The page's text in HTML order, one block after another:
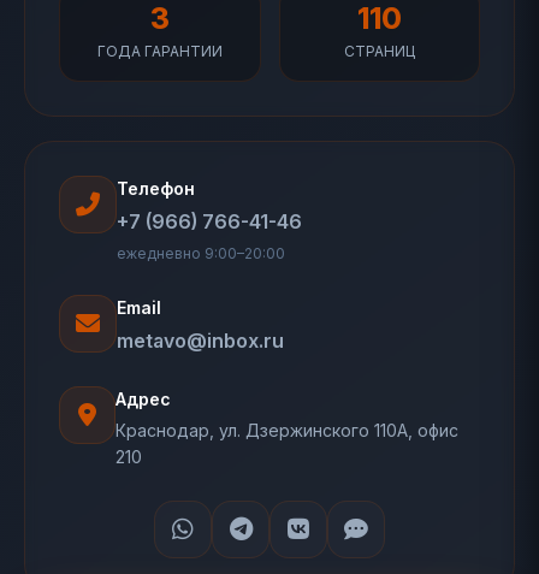
3
ГОДА ГАРАНТИИ
110
СТРАНИЦ
Телефон
+7 (966) 766-41-46
ежедневно 9:00–20:00
Email
metavo@inbox.ru
Адрес
Краснодар, ул. Дзержинского 110А, офис
210